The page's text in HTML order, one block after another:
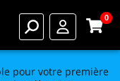
0
pour votre première